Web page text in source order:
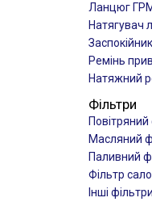
Ланцюг
Натягувач
Ремінь
Натяжний
Фільтри
Повітряний
Масляний
Паливний
Фільтр
Інші фільтри